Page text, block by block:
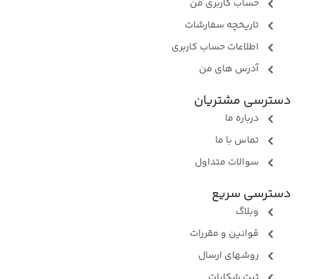
حساب کاربری من
تاریخچه سفارشات
اطلاعات حساب کاربری
آدرس های من
دسترسی مشتریان
درباره ما
تماس با ما
سوالات متداول
دسترسی سریع
وبلاگ
قوانین و مقررات
روشهای ارسال